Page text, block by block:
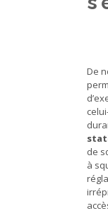
De
de
à